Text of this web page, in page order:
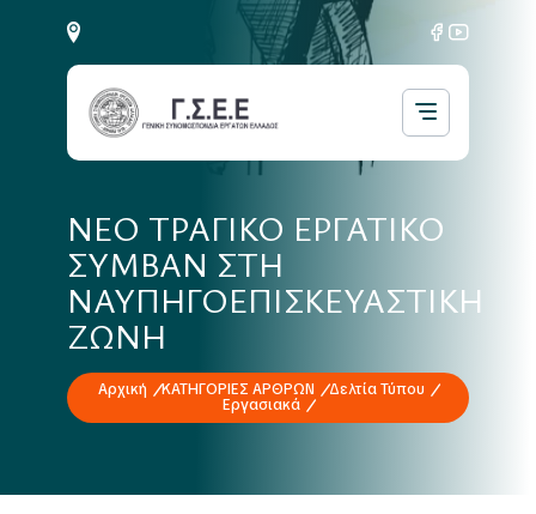
ΝΕΟ ΤΡΑΓΙΚΟ ΕΡΓΑΤΙΚΟ
ΣΥΜΒΑΝ ΣΤΗ
ΝΑΥΠΗΓΟΕΠΙΣΚΕΥΑΣΤΙΚΗ
ΖΩΝΗ
Αρχική ΚΑΤΗΓΟΡΙΕΣ ΑΡΘΡΩΝ
Δελτία Τύπου
Εργασιακά